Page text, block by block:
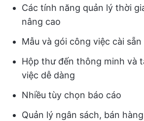
Các tính năng quản lý thời
nâng cao
Mẫu và gói công việc cài sẵn
Hộp thư đến thông minh và
việc dễ dàng
Nhiều tùy chọn báo cáo
Quản lý ngân sách, bán